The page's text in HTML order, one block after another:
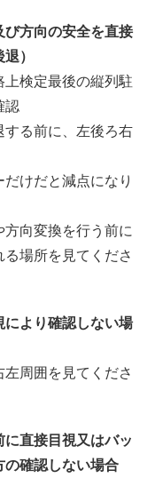
び方向の安全を直接
）
上検定最後の縦列駐
認
する前に、左後ろ右
けだと減点になり
方向変換を行う前に
場所を見てくださ
により確認しない場
周囲を見てくださ
直接目視又はバッ
確認しない場合